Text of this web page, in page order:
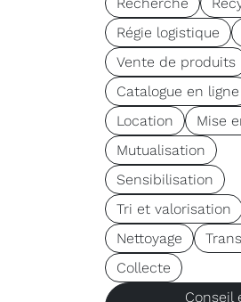
Régie logistique
Vente de produits
Catalogue en ligne
Location
Mise
Mutualisation
Sensibilisation
Tri et valorisation
Nettoyage
Collecte
Conseil